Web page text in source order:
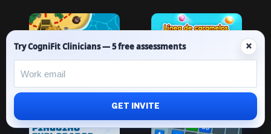
Treasure Island – El juego para
las mentes más astutas
de trabajo
Try CogniFit Clinicians — 5 free assessments ×
GET INVITE